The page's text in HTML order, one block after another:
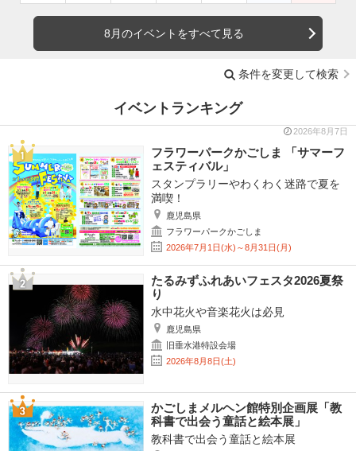
8月のイベントをすべて見る
条件を変更して検索
イベントランキング
2026年8月7日
フラワーパークかごしま 「サマーフ
ェスティバル」
スタンプラリーやわくわく迷路で夏を
満喫！
鹿児島県
フラワーパークかごしま
2026年7月1日(水)～8月31日(月)
たるみずふれあいフェスタ2026夏祭
り
水中花火や音楽花火は必見
鹿児島県
旧垂水港特設会場
2026年8月8日(土)
かごしまメルヘン館特別企画展「教
科書で出会う童話と絵本展」
教科書で出会う童話と絵本展